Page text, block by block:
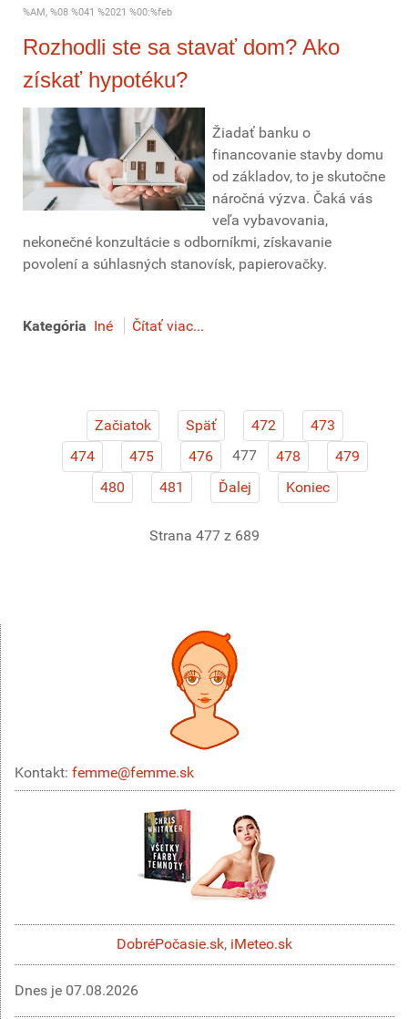
%AM, %08 %041 %2021 %00:%feb
Rozhodli ste sa stavať dom? Ako
získať hypotéku?
Žiadať banku o
financovanie stavby domu
od základov, to je skutočne
náročná výzva. Čaká vás
veľa vybavovania,
nekonečné konzultácie s odborníkmi, získavanie
povolení a súhlasných stanovísk, papierovačky.
Kategória Iné Čítať viac...
Začiatok Späť 472
473
474
475 476 477 478
479
480
481 Ďalej Koniec
Strana 477 z 689
Kontakt: femme@femme.sk
DobréPočasie.sk, iMeteo.sk
Dnes je 07.08.2026